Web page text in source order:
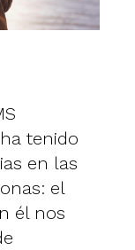
tenido
en las
el
él nos